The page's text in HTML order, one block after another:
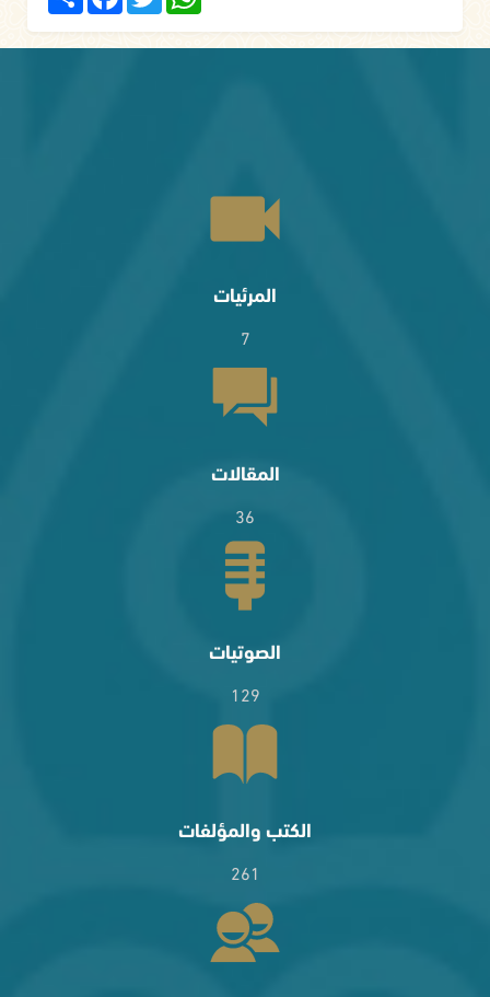
المرئيات
7
المقالات
36
الصوتيات
129
الكتب والمؤلفات
261